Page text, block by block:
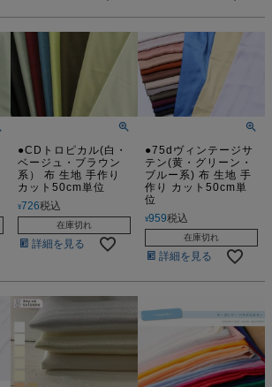
●CDトロピカル(白・
ベージュ・ブラウン
系） 布 生地 手作り
カット50cm単位
¥726税込
在庫切れ
詳細を見る
●75dヴィンテージサ
テン(黄・グリーン・
ブルー系) 布 生地 手
作り カット50cm単
位
¥959税込
在庫切れ
詳細を見る